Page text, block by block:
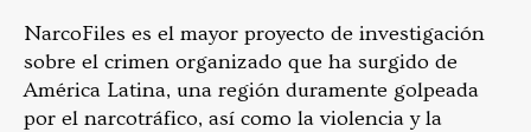
NarcoFiles es el mayor proyecto de investigación
sobre el crimen organizado que ha surgido de
América Latina, una región duramente golpeada
por el narcotráfico, así como la violencia y la